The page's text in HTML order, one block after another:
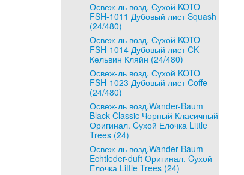
Освеж-ль возд. Сухой KOTO
FSH-1011 Дубовый лист Squash
(24/480)
Освеж-ль возд. Сухой KOTO
FSH-1014 Дубовый лист CK
Кельвин Кляйн (24/480)
Освеж-ль возд. Сухой KOTO
FSH-1023 Дубовый лист Coffe
(24/480)
Освеж-ль возд.Wander-Baum
Black Classic Чорный Класичный
Оригинал. Cухой Елочка Little
Trees (24)
Освеж-ль возд.Wander-Baum
Echtleder-duft Оригинал. Cухой
Елочка Little Trees (24)